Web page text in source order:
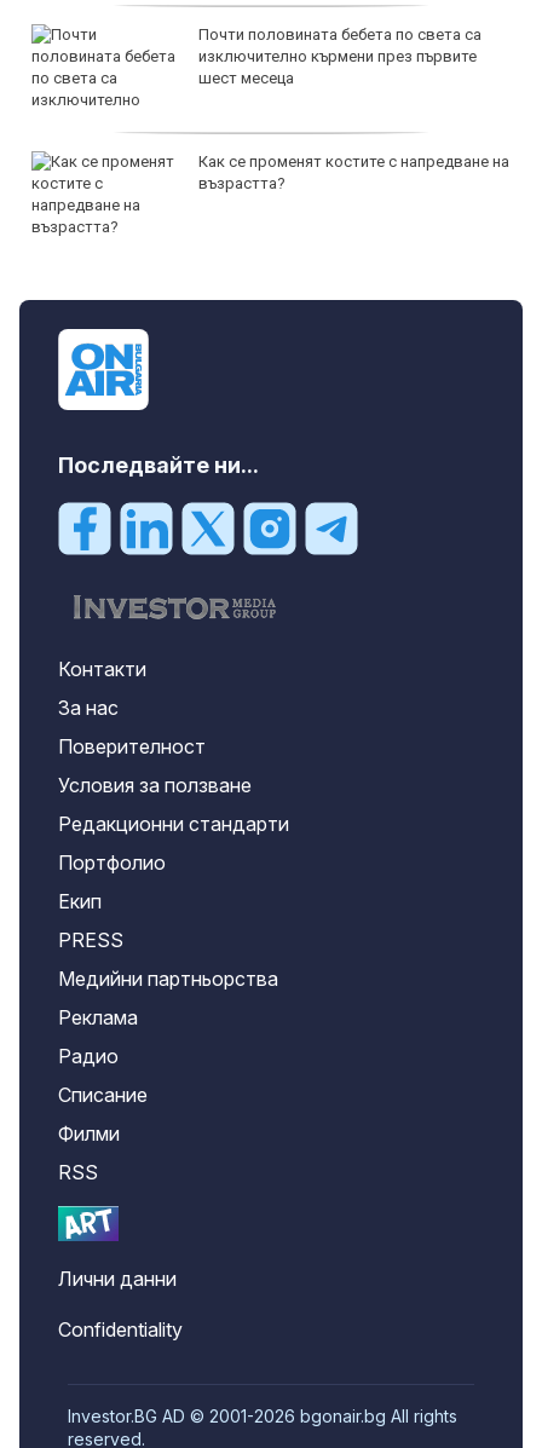
Почти половината бебета по света са
изключително кърмени през първите
шест месеца
Как се променят костите с напредване на
възрастта?
Последвайте ни...
Контакти
За нас
Поверителност
Условия за ползване
Редакционни стандарти
Портфолио
Екип
PRESS
Медийни партньорства
Реклама
Радио
Списание
Филми
RSS
Лични данни
Confidentiality
Investor.BG AD © 2001-2026 bgonair.bg All rights
reserved.